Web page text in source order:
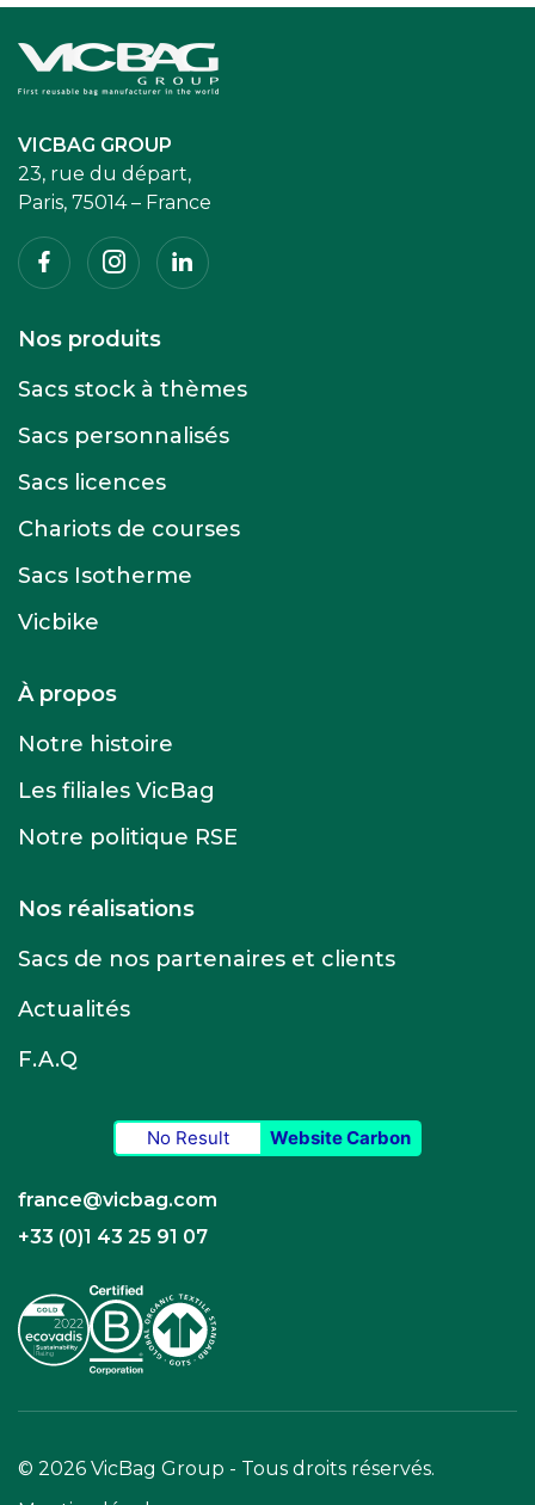
Accueil
VICBAG GROUP
23, rue du départ,
Paris, 75014 – France
FacebookInstagramLinkedin
Nos produits
Sacs stock à thèmes
Sacs personnalisés
Sacs licences
Chariots de courses
Sacs Isotherme
Vicbike
À propos
Notre histoire
Les filiales VicBag
Notre politique RSE
Nos réalisations
Sacs de nos partenaires et clients
Actualités
F.A.Q
No Result Website Carbon
france@vicbag.com
+33 (0)1 43 25 91 07
© 2026 VicBag Group - Tous droits réservés.